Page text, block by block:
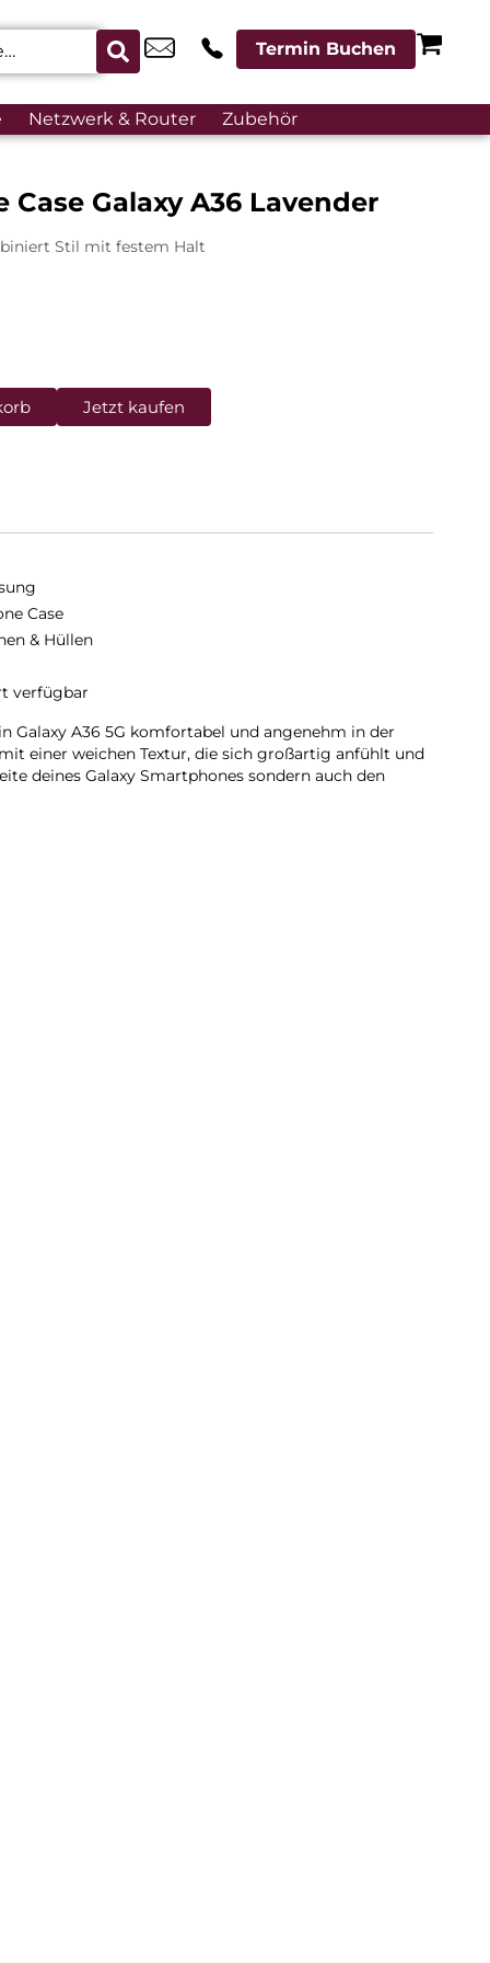
Termin Buchen
Netzwerk & Router Zubehör
Case Galaxy A36 Lavender
Stil mit festem Halt
Jetzt kaufen
Case
& Hüllen
verfügbar
Galaxy A36 5G komfortabel und angenehm in der
einer weichen Textur, die sich großartig anfühlt und
deines Galaxy Smartphones sondern auch den